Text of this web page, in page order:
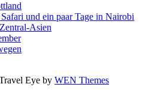
und ein paar Tage in Nairobi
Asien
Eye by WEN Themes